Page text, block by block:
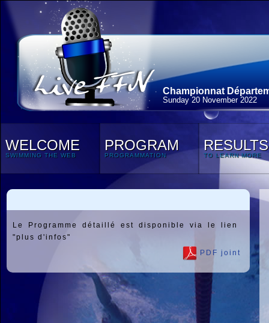
Championnat
Sunday 20 November 2022
WELCOME
SWIMMING THE WEB
PROGRAM
PROGRAMMATION
RESULTS
TO LEARN MORE
Le Programme détaillé est disponible via le lien
"plus d'infos"
PDF joint